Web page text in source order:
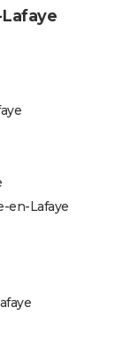
Lafaye
en-Lafaye